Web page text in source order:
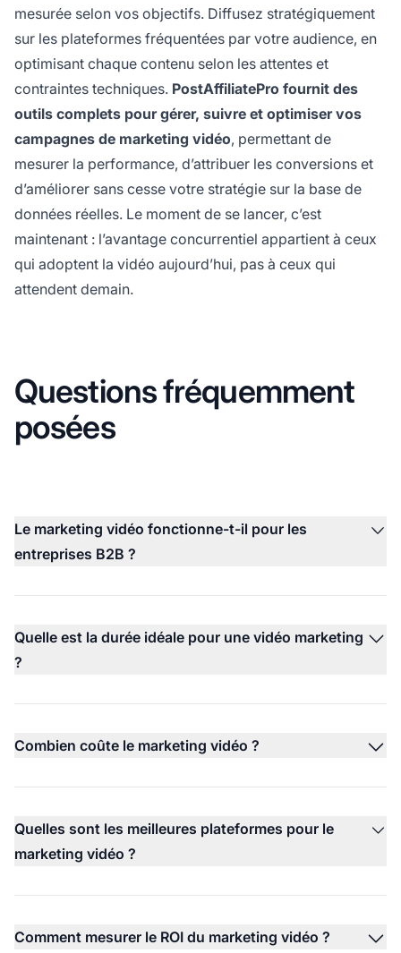
mesurée selon vos objectifs. Diffusez stratégiquement
sur les plateformes fréquentées par votre audience, en
optimisant chaque contenu selon les attentes et
contraintes techniques. PostAffiliatePro fournit des
outils complets pour gérer, suivre et optimiser vos
campagnes de marketing vidéo, permettant de
mesurer la performance, d’attribuer les conversions et
d’améliorer sans cesse votre stratégie sur la base de
données réelles. Le moment de se lancer, c’est
maintenant : l’avantage concurrentiel appartient à ceux
qui adoptent la vidéo aujourd’hui, pas à ceux qui
attendent demain.
Questions fréquemment
posées
Le marketing vidéo fonctionne-t-il pour les
entreprises B2B ?
Quelle est la durée idéale pour une vidéo marketing
?
Combien coûte le marketing vidéo ?
Quelles sont les meilleures plateformes pour le
marketing vidéo ?
Comment mesurer le ROI du marketing vidéo ?